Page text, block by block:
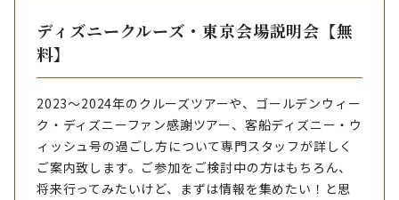
ディズニークルーズ・東京会場説明会【無
料】
2023～2024年のクルーズツアーや、ゴールデンウィー
ク・ディズニーファン感謝ツアー、客船ディズニー・ウ
ィッシュ号の過ごし方について専門スタッフが詳しく
ご案内致します。ご参加をご検討中の方はもちろん、
将来行ってみたいけど、まずは情報を集めたい！と思